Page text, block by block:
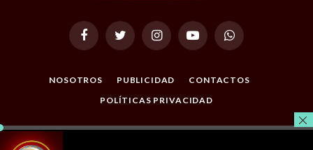
FacebookTwitter InstagramYouTubeWhatsApp
NOSOTROS PUBLICIDAD
CONTACTOS
POLÍTICAS PRIVACIDAD
© 2026 Todos los Derechos Reservados. Desarrollado por